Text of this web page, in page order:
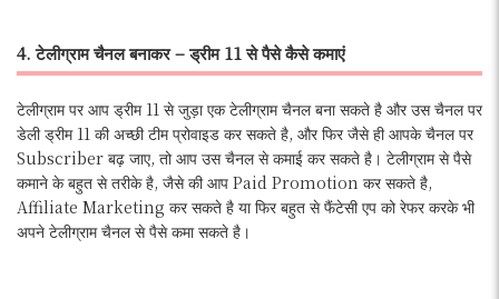
4. टेलीग्राम चैनल बनाकर – ड्रीम 11 से पैसे कैसे कमाएं
टेलीग्राम पर आप ड्रीम 11 से जुड़ा एक टेलीग्राम चैनल बना सकते है और उस चैनल पर
डेली ड्रीम 11 की अच्छी टीम प्रोवाइड कर सकते है, और फिर जैसे ही आपके चैनल पर
Subscriber बढ़ जाए, तो आप उस चैनल से कमाई कर सकते है। टेलीग्राम से पैसे
कमाने के बहुत से तरीके है, जैसे की आप Paid Promotion कर सकते है,
Affiliate Marketing कर सकते है या फिर बहुत से फैंटेसी एप को रेफर करके भी
अपने टेलीग्राम चैनल से पैसे कमा सकते है।